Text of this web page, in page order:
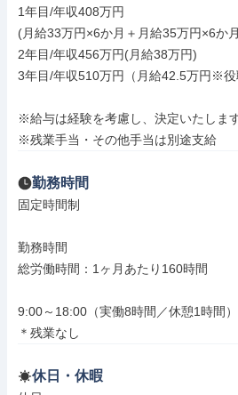
1年目/年収408万円
(月給33万円×6か月＋月給35万円×6か
2年目/年収456万円(月給38万円)
3年目/年収510万円（月給42.5万円※役
※給与は経験を考慮し、決定いたします
※残業手当・その他手当は別途支給
勤務時間
固定時間制
勤務時間
総労働時間：1ヶ月あたり160時間
9:00～18:00（実働8時間／休憩1時間）
＊残業なし
休日・休暇